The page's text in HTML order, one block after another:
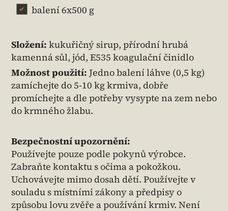
balení 6x500 g
Složení: kukuřičný sirup, přírodní hrubá
kamenná sůl, jód, E535 koagulační činidlo
Možnost použití: Jedno balení láhve (0,5 kg)
zamíchejte do 5-10 kg krmiva, dobře
promíchejte a dle potřeby vysypte na zem nebo
do krmného žlabu.
Bezpečnostní upozornění:
Používejte pouze podle pokynů výrobce.
Zabraňte kontaktu s očima a pokožkou.
Uchovávejte mimo dosah dětí. Používejte v
souladu s místními zákony a předpisy o
způsobu lovu zvěře a používání krmiv. Není